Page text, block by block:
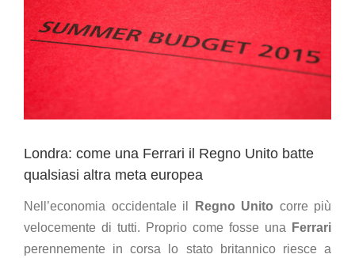
Londra: come una Ferrari il Regno Unito batte
qualsiasi altra meta europea
Nell’economia occidentale il Regno Unito corre più
velocemente di tutti. Proprio come fosse una
Ferrari
perennemente in corsa lo stato britannico riesce a